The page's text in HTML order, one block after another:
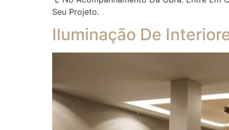
Seu Projeto.
Iluminação De